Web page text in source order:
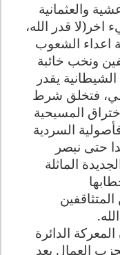
والعثمانية
اخر(لا قدر الله،
اعداء الشعوب
ونخب خائبة
يقدر
فتخلق شرط
المسيحية
السردية
حتى نبصر
الماثلة
الدائرة
العمال بعد